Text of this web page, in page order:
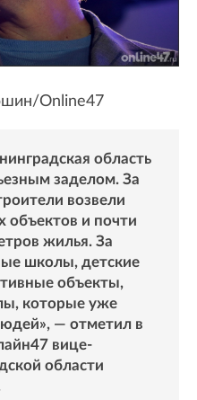
Online47
область
заделом. За
возвели
объектов и почти
жилья. За
школы, детские
объекты,
которые уже
— отметил в
вице-
области